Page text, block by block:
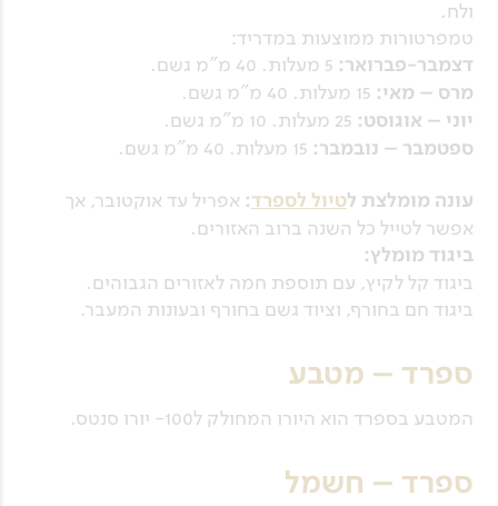
ולח.
טמפרטורות ממוצעות במדריד:
דצמבר-פברואר:
מרס – מאי:
יוני – אוגוסט:
ספטמבר – נובמבר:
עונה מומלצת לטיול לספרד: אפריל עד אוקטובר, אך
אפשר לטייל כל השנה ברוב האזורים.
ביגוד מומלץ:
ביגוד קל לקיץ, עם תוספת חמה לאזורים הגבוהים.
ביגוד חם בחורף, וציוד גשם בחורף ובעונות המעבר.
ספרד – מטבע
המטבע בספרד הוא היורו המחולק ל100- יורו סנטס.
ספרד – חשמל